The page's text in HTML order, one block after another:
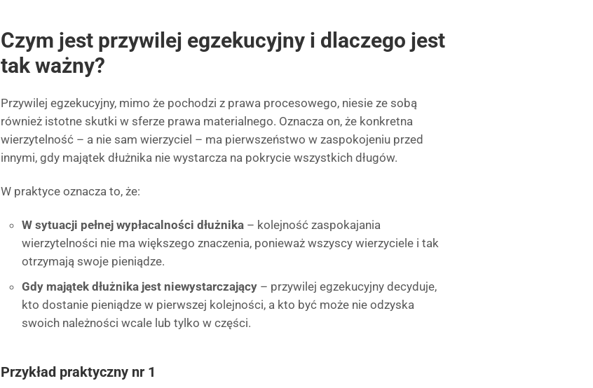
Czym jest przywilej egzekucyjny i dlaczego jest
tak ważny?
Przywilej egzekucyjny, mimo że pochodzi z prawa procesowego, niesie ze sobą
również istotne skutki w sferze prawa materialnego. Oznacza on, że konkretna
wierzytelność – a nie sam wierzyciel – ma pierwszeństwo w zaspokojeniu przed
innymi, gdy majątek dłużnika nie wystarcza na pokrycie wszystkich długów.
W praktyce oznacza to, że:
W sytuacji pełnej wypłacalności dłużnika – kolejność zaspokajania
wierzytelności nie ma większego znaczenia, ponieważ wszyscy wierzyciele i tak
otrzymają swoje pieniądze.
Gdy majątek dłużnika jest niewystarczający – przywilej egzekucyjny decyduje,
kto dostanie pieniądze w pierwszej kolejności, a kto być może nie odzyska
swoich należności wcale lub tylko w części.
Przykład praktyczny nr 1